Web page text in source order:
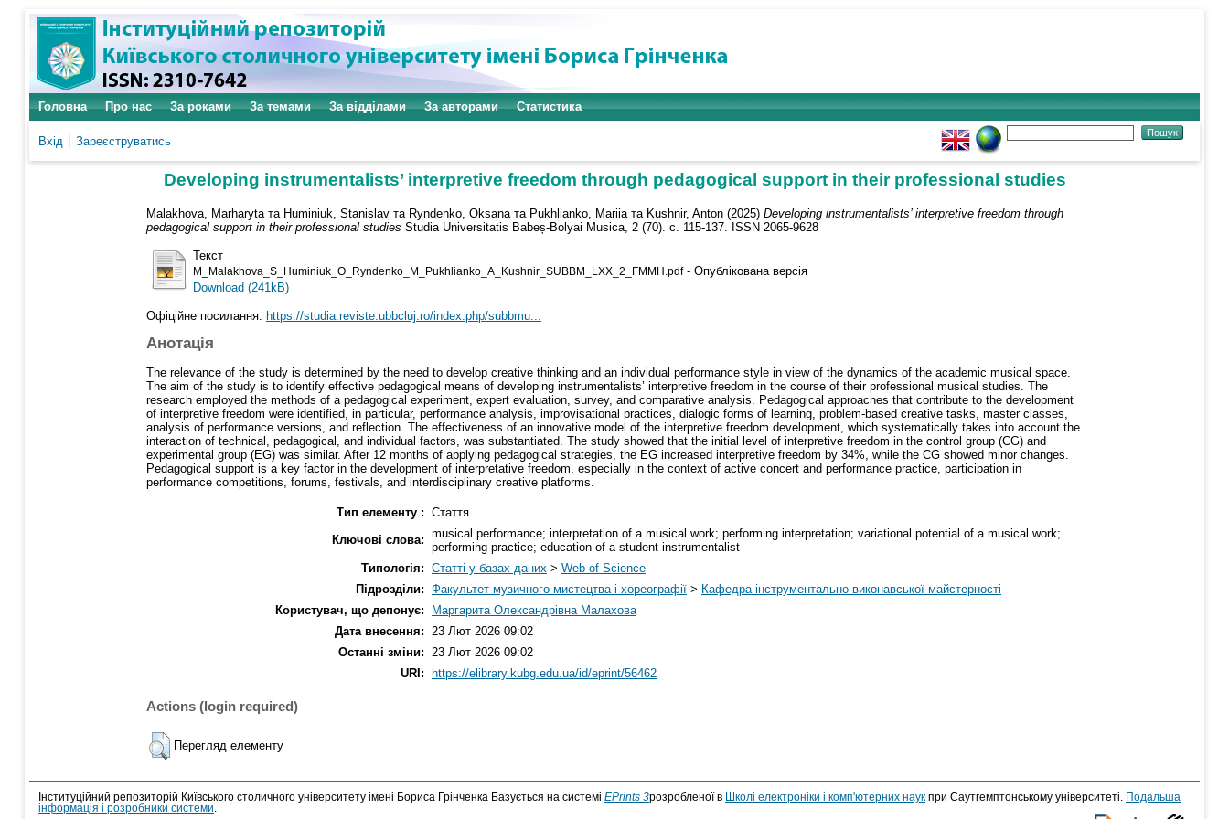
Головна Про нас За роками За темами За відділами За авторами Статистика
Вхід Зареєструватись
Developing instrumentalists’ interpretive freedom through pedagogical support in their professional studies
Malakhova, Marharyta та Huminiuk, Stanislav та Ryndenko, Oksana та Pukhlianko, Mariia та Kushnir, Anton (2025) Developing instrumentalists’ interpretive freedom through
pedagogical support in their professional studies Studia Universitatis Babeș-Bolyai Musica, 2 (70). с. 115-137. ISSN 2065-9628
Текст
M_Malakhova_S_Huminiuk_O_Ryndenko_M_Pukhlianko_A_Kushnir_SUBBM_LXX_2_FMMH.pdf- Опублікована версія
Download (241kB)
Офіційне посилання: https://studia.reviste.ubbcluj.ro/index.php/subbmu...
Анотація
The relevance of the study is determined by the need to develop creative thinking and an individual performance style in view of the dynamics of the academic musical space.
The aim of the study is to identify effective pedagogical means of developing instrumentalists’ interpretive freedom in the course of their professional musical studies. The
research employed the methods of a pedagogical experiment, expert evaluation, survey, and comparative analysis. Pedagogical approaches that contribute to the development
of interpretive freedom were identified, in particular, performance analysis, improvisational practices, dialogic forms of learning, problem-based creative tasks, master classes,
analysis of performance versions, and reflection. The effectiveness of an innovative model of the interpretive freedom development, which systematically takes into account the
interaction of technical, pedagogical, and individual factors, was substantiated. The study showed that the initial level of interpretive freedom in the control group (CG) and
experimental group (EG) was similar. After 12 months of applying pedagogical strategies, the EG increased interpretive freedom by 34%, while the CG showed minor changes.
Pedagogical support is a key factor in the development of interpretative freedom, especially in the context of active concert and performance practice, participation in
performance competitions, forums, festivals, and interdisciplinary creative platforms.
Тип елементу : Стаття
Ключові слова: musical performance; interpretation of a musical work; performing interpretation; variational potential of a musical work;
performing practice; education of a student instrumentalist
Типологія: Статті у базах даних > Web of Science
Підрозділи: Факультет музичного мистецтва і хореографії > Кафедра інструментально-виконавської майстерності
Користувач, що депонує:
Маргарита Олександрівна Малахова
Дата внесення:
23 Лют 2026 09:02
Останні зміни:
23 Лют 2026 09:02
URI:
https://elibrary.kubg.edu.ua/id/eprint/56462
Actions (login required)
Перегляд елементу
Інституційний репозиторій Київського столичного університету імені Бориса Грінченка Базується на системі EPrints 3розробленої в Школі електроніки і комп'ютерних наук при Саутгемптонському університеті.
Подальша
інформація і розробники системи